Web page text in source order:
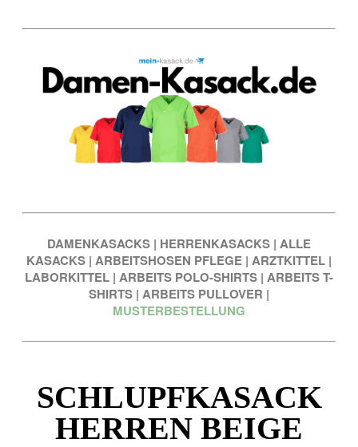
DAMENKASACKS | HERRENKASACKS | ALLE
KASACKS | ARBEITSHOSEN PFLEGE | ARZTKITTEL |
LABORKITTEL | ARBEITS POLO-SHIRTS | ARBEITS T-
SHIRTS | ARBEITS PULLOVER |
MUSTERBESTELLUNG
SCHLUPFKASACK
HERREN BEIGE